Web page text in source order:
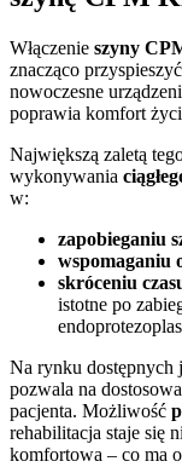
Włączenie szyny
znacząco
nowoczesne
poprawia komfort
Największą zaletą
wykonywania
w:
zapobieganiu
wspomaganiu
skróceniu
istotne po
Na rynku dostępnych
pozwala na
pacjenta. Możliwość
rehabilitacja staje się
komfortowa – co ma